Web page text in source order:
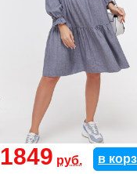
1849 руб. в